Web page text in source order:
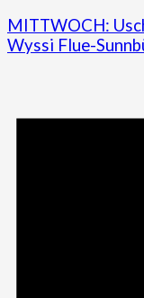
MITTWOCH:
Wyssi Flue-